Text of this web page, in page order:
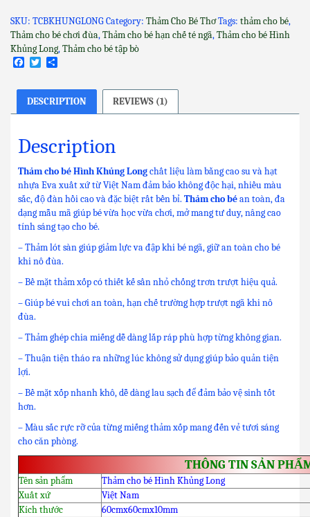
Hình
Khủng
Long
quantity
SKU: TCBKHUNGLONGCategory: Thảm Cho Bé ThơTags: thảm cho bé,
Thảm cho bé chơi đùa,Thảm cho bé hạn chế té ngã,Thảm cho bé Hình
Khủng Long,Thảm cho bé tập bò
Facebook
Twitter
DESCRIPTION REVIEWS (1)
Description
Thảm cho bé Hình Khủng Longchất liệu làm bằng cao su và hạt
nhựa Eva xuất xứ từ Việt Nam đảm bảo không độc hại, nhiều màu
sắc, độ đàn hồi cao và đặc biệt rất bền bỉ. Thảm cho béan toàn, đa
dạng mẫu mã giúp bé vừa học vừa chơi, mở mang tư duy, nâng cao
tính sáng tạo cho bé.
– Thảm lót sàn giúp giảm lực va đập khi bé ngã, giữ an toàn cho bé
khi nô đùa.
– Bề mặt thảm xốp có thiết kế sần nhỏ chống trơn trượt hiệu quả.
– Giúp bé vui chơi an toàn, hạn chế trường hợp trượt ngã khi nô
đùa.
– Thảm ghép chia miếng dễ dàng lắp ráp phù hợp từng không gian.
– Thuận tiện tháo ra những lúc không sử dụng giúp bảo quản tiện
lợi.
– Bề mặt xốp nhanh khô, dễ dàng lau sạch để đảm bảo vệ sinh tốt
hơn.
– Màu sắc rực rỡ của từng miếng thảm xốp mang đến vẻ tươi sáng
cho căn phòng.
THÔNG TIN SẢN
Tên sản phẩm
Thảm cho bé Hình Khủng Long
Xuất xứ
Việt Nam
Kích thước
60cmx60cmx10mm